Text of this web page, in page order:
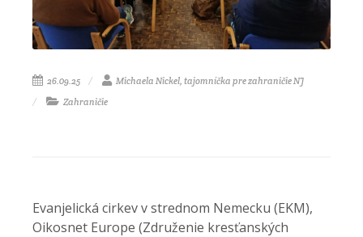
26.09.25
Michaela Nickel, tajomníčka pre zahraničie NJ
Zahraničie
Evanjelická cirkev v strednom Nemecku (EKM),
Oikosnet Europe (Združenie kresťanských